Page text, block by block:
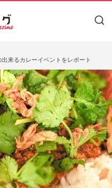
来るカレーイベントをレポート